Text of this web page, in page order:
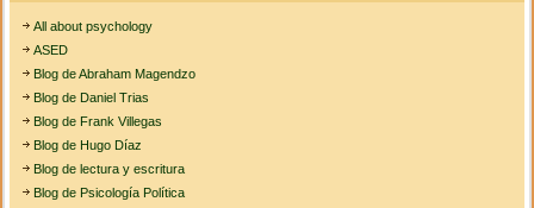
All about psychology
ASED
Blog de Abraham Magendzo
Blog de Daniel Trias
Blog de Frank Villegas
Blog de Hugo Díaz
Blog de lectura y escritura
Blog de Psicología Política